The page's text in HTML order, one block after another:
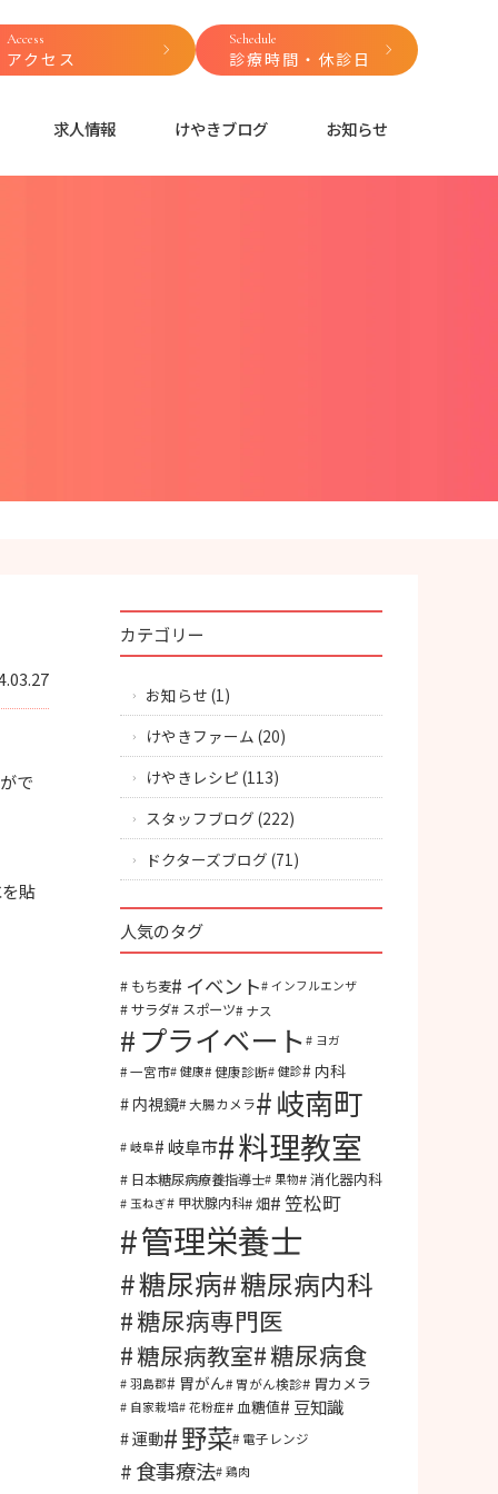
Access
アクセス
Schedule
診療時間・休診日
求人情報 けやきブログ お知らせ
で
貼
カテゴリー
お知らせ (1)
けやきファーム (20)
けやきレシピ (113)
スタッフブログ (222)
ドクターズブログ (71)
人気のタグ
もち麦 イベント インフルエンザ
サラダ スポーツ ナス
プライベート ヨガ
一宮市 健康 健康診断 健診 内科
内視鏡 大腸カメラ 岐南町
岐阜 岐阜市 料理教室
日本糖尿病療養指導士 果物 消化器内科
玉ねぎ 甲状腺内科 畑 笠松町
管理栄養士
糖尿病 糖尿病内科
糖尿病専門医
糖尿病教室 糖尿病食
羽島郡 胃がん 胃がん検診 胃カメラ
自家栽培 花粉症 血糖値 豆知識
運動 野菜 電子レンジ
食事療法 鶏肉